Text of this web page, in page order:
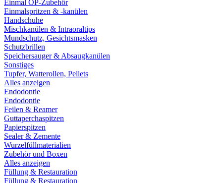
Einmal OP-Zubehör
Einmalspritzen & -kanülen
Handschuhe
Mischkanülen & Intraoraltips
Mundschutz, Gesichtsmasken
Schutzbrillen
Speichersauger & Absaugkanülen
Sonstiges
Tupfer, Watterollen, Pellets
Alles anzeigen
Endodontie
Endodontie
Feilen & Reamer
Guttaperchaspitzen
Papierspitzen
Sealer & Zemente
Wurzelfüllmaterialien
Zubehör und Boxen
Alles anzeigen
Füllung & Restauration
Füllung & Restauration